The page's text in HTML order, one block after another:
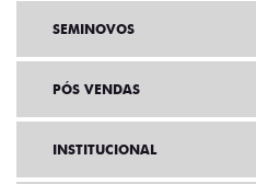
SEMINOVOS
PÓS VENDAS
INSTITUCIONAL